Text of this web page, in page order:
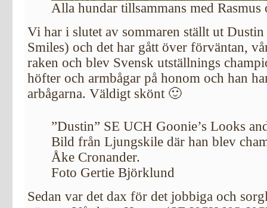
Alla hundar tillsammans med Rasmus
Vi har i slutet av sommaren ställt ut
Smiles) och det har gått över förväntan,
raken och blev Svensk utställnings
höfter och armbågar på honom och han
arbågarna. Väldigt skönt 🙂
”Dustin” SE UCH Goonie’s Looks
Bild från Ljungskile där han blev
Åke Cronander.
Foto Gertie Björklund
Sedan var det dax för det jobbiga och